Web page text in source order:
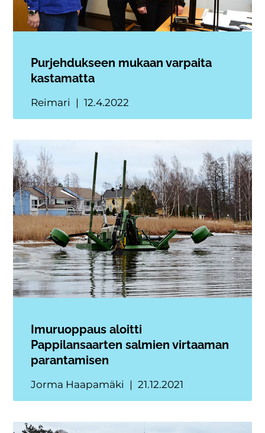
Purjehdukseen mukaan varpaita
kastamatta
Reimari 12.4.2022
Imuruoppaus aloitti
Pappilansaarten salmien virtaaman
parantamisen
Jorma Haapamäki 21.12.2021